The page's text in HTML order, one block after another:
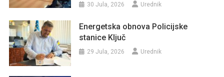
30 Jula, 2026 Urednik
Energetska obnova Policijske
stanice Ključ
29 Jula, 2026 Urednik